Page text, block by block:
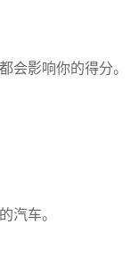
会影响你的得分。
汽车。